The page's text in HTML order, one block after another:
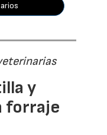
y
forraje